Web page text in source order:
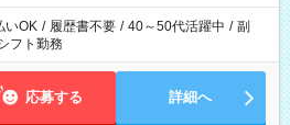
いOK / 履歴書不要 / 40～50代活躍中 / 副
フト勤務
応募する 詳細へ